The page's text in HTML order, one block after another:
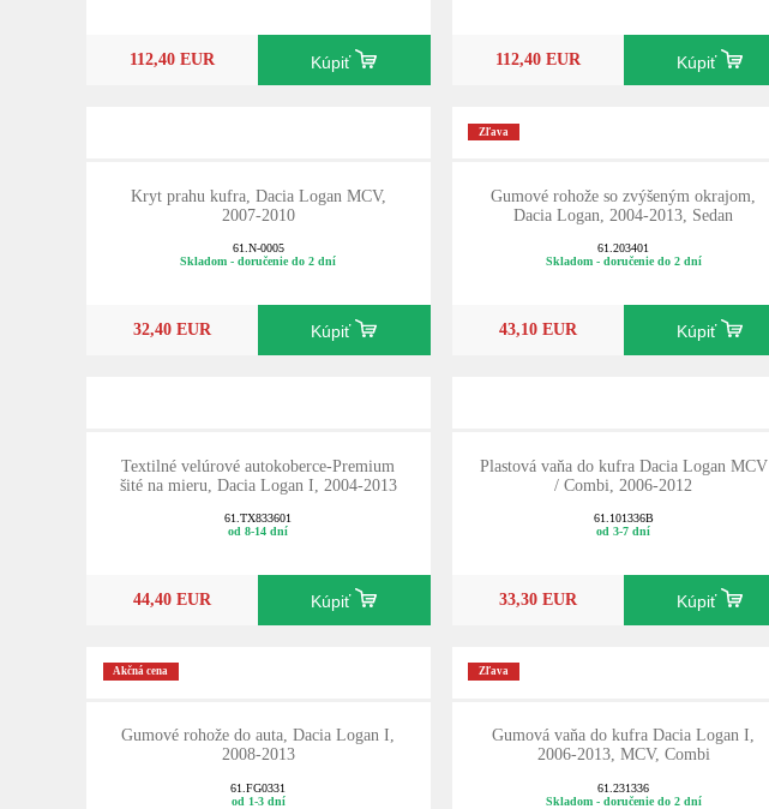
112,40 EUR Kúpiť 112,40 EUR Kúpiť
Kryt prahu kufra, Dacia Logan MCV,
2007-2010
61.N-0005
Skladom - doručenie do 2 dní
32,40 EUR Kúpiť
Zľava
Gumové rohože so zvýšeným okrajom,
Dacia Logan, 2004-2013, Sedan
61.203401
Skladom - doručenie do 2 dní
43,10 EUR Kúpiť
Textilné velúrové autokoberce-Premium
šité na mieru, Dacia Logan I, 2004-2013
61.TX833601
od 8-14 dní
44,40 EUR Kúpiť
Plastová vaňa do kufra Dacia Logan MCV
/ Combi, 2006-2012
61.101336B
od 3-7 dní
33,30 EUR Kúpiť
Akčná cena
Gumové rohože do auta, Dacia Logan I,
2008-2013
61.FG0331
od 1-3 dní
Zľava
Gumová vaňa do kufra Dacia Logan I,
2006-2013, MCV, Combi
61.231336
Skladom - doručenie do 2 dní